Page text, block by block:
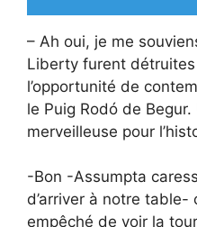
– Ah oui, je me
Liberty furent détruites
l’opportunité de
le Puig Rodó de
merveilleuse pour
-Bon -Assumpta
d’arriver à notre
empêché de voir la